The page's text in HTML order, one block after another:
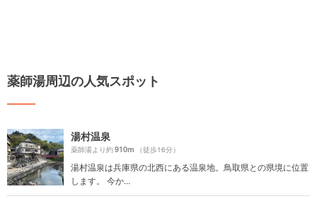
薬師湯周辺の人気スポット
湯村温泉
薬師湯より約910m （徒歩16分）
湯村温泉は兵庫県の北西にある温泉地。鳥取県との県境に位置
します。 今か...